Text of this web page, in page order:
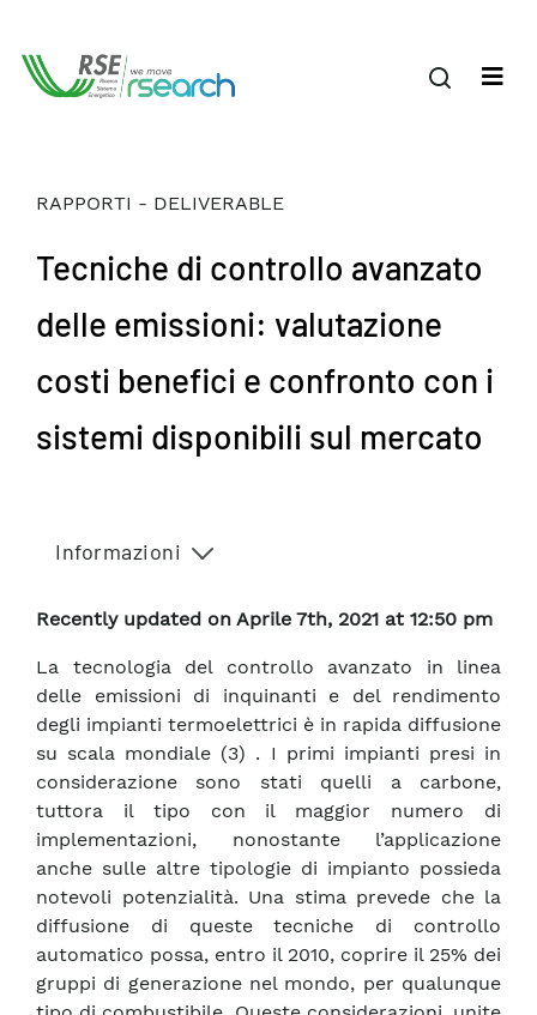
RAPPORTI - DELIVERABLE
Tecniche di controllo avanzato
delle emissioni: valutazione
costi benefici e confronto con i
sistemi disponibili sul mercato
Informazioni
Recently updated on Aprile 7th, 2021 at 12:50 pm
La tecnologia del controllo avanzato in linea
delle emissioni di inquinanti e del rendimento
degli impianti termoelettrici è in rapida diffusione
su scala mondiale (3) . I primi impianti presi in
considerazione sono stati quelli a carbone,
tuttora il tipo con il maggior numero di
implementazioni, nonostante l’applicazione
anche sulle altre tipologie di impianto possieda
notevoli potenzialità. Una stima prevede che la
diffusione di queste tecniche di controllo
automatico possa, entro il 2010, coprire il 25% dei
gruppi di generazione nel mondo, per qualunque